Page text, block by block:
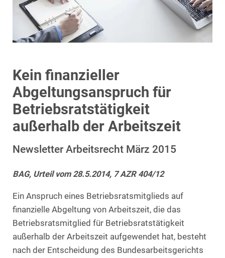
Kein finanzieller
Abgeltungsanspruch für
Betriebsratstätigkeit
außerhalb der Arbeitszeit
Newsletter Arbeitsrecht März 2015
BAG, Urteil vom 28.5.2014, 7 AZR 404/12
Ein Anspruch eines Betriebsratsmitglieds auf
finanzielle Abgeltung von Arbeitszeit, die das
Betriebsratsmitglied für Betriebsratstätigkeit
außerhalb der Arbeitszeit aufgewendet hat, besteht
nach der Entscheidung des Bundesarbeitsgerichts